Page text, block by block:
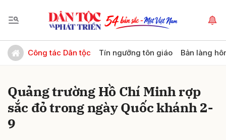
Công tác Dân tộc Tín ngưỡng tôn giáo Bản làng
Quảng trường Hồ Chí Minh rợp
sắc đỏ trong ngày Quốc khánh 2-
9
Gửi bình luận